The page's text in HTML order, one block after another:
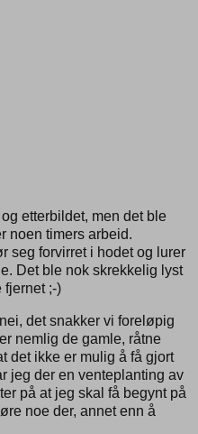
etterbildet, men det ble
noen timers arbeid.
seg forvirret i hodet og lurer
Det ble nok skrekkelig lyst
fjernet ;-)
det snakker vi foreløpig
nemlig de gamle, råtne
det ikke er mulig å få gjort
jeg der en venteplanting av
på at jeg skal få begynt på
noe der, annet enn å